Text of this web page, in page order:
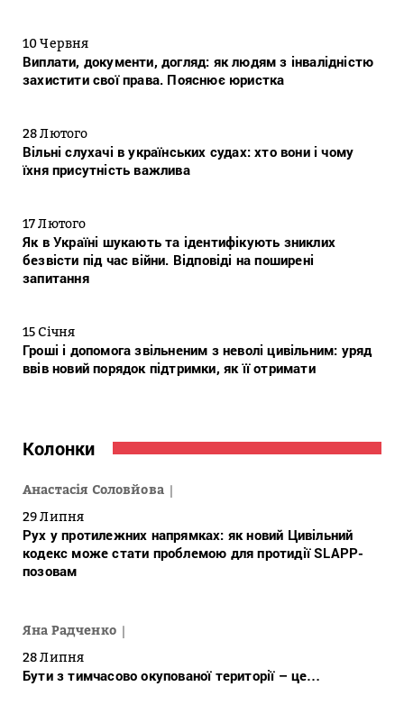
10 Червня
Виплати, документи, догляд: як людям з інвалідністю
захистити свої права. Пояснює юристка
28 Лютого
Вільні слухачі в українських судах: хто вони і чому
їхня присутність важлива
17 Лютого
Як в Україні шукають та ідентифікують зниклих
безвісти під час війни. Відповіді на поширені
запитання
15 Січня
Гроші і допомога звільненим з неволі цивільним: уряд
ввів новий порядок підтримки, як її отримати
Колонки
Анастасія Соловйова
29 Липня
Рух у протилежних напрямках: як новий Цивільний
кодекс може стати проблемою для протидії SLAPP-
позовам
Яна Радченко
28 Липня
Бути з тимчасово окупованої території – це…